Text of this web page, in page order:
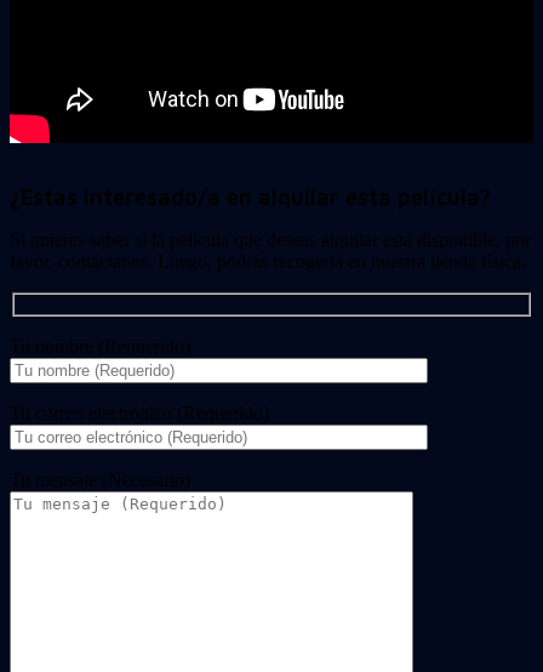
¿Estas interesado/a en alquilar esta película?
Si quieres saber si la película que deseas alquilar está disponible, por
favor, contáctanos. Luego, podrás recogerla en nuestra tienda física.
Tu nombre (Requerido)
Tu correo electrónico (Requerido)
Tu mensaje (Necesario)